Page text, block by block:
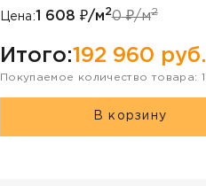
Цена:1 608 ₽/м20₽/м2
Итого:192 960 руб.
Покупаемое количество товара: 1
В корзину